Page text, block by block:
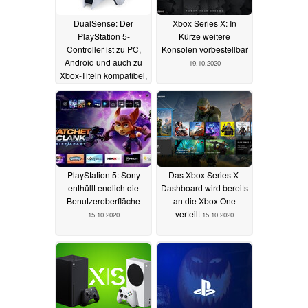
DualSense: Der
PlayStation 5-
Controller ist zu PC,
Android und auch zu
Xbox-Titeln kompatibel,
Akku leidlich
wechselbar25.10.2020
Xbox Series X: In
Kürze weitere
Konsolen vorbestellbar
19.10.2020
PlayStation 5: Sony
enthüllt endlich die
Benutzeroberfläche
15.10.2020
Das Xbox Series X-
Dashboard wird bereits
an die Xbox One
verteilt 15.10.2020